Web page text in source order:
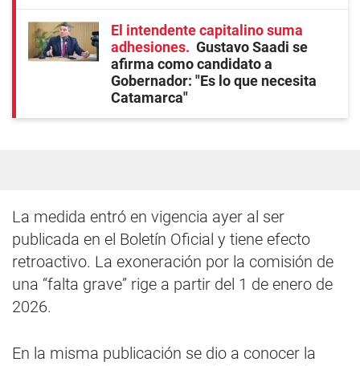
El intendente capitalino suma
adhesiones
Gustavo Saadi se
afirma como candidato a
Gobernador: "Es lo que necesita
Catamarca"
La medida entró en vigencia ayer al ser
publicada en el Boletín Oficial y tiene efecto
retroactivo. La exoneración por la comisión de
una “falta grave” rige a partir del 1 de enero de
2026.
En la misma publicación se dio a conocer la